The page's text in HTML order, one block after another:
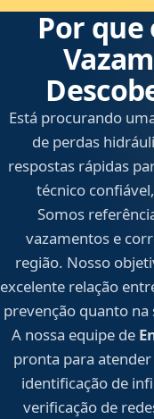
Por que
Está procurando
de perdas
respostas rápidas
técnico
Somos
vazamentos e
região. Nosso
excelente relação
prevenção quanto
A nossa equipe de
pronta para
identificação de
verificação de